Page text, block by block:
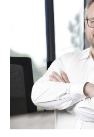
Folgen Sie uns
X Facebook LinkedIn YouTube